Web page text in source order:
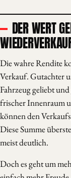
DER WERT
Die wahre Rendite
Verkauf. Gutachter
Fahrzeug geliebt
frischer Innenraum
können den
Diese Summe
meist deutlich.
Doch es geht um